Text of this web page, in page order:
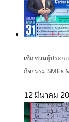
เชิญชวนผู้ประกอ
กิจกรรม SMEs
12 มีนาคม